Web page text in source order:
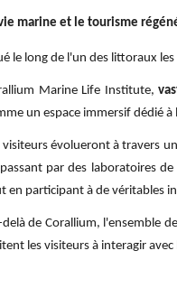
marine et le tourisme
le long de l'un des littoraux
Marine Life Institute,
un espace immersif dédié
visiteurs évolueront à travers
par des laboratoires
en participant à de véritables
de Corallium, l'ensemble
les visiteurs à interagir